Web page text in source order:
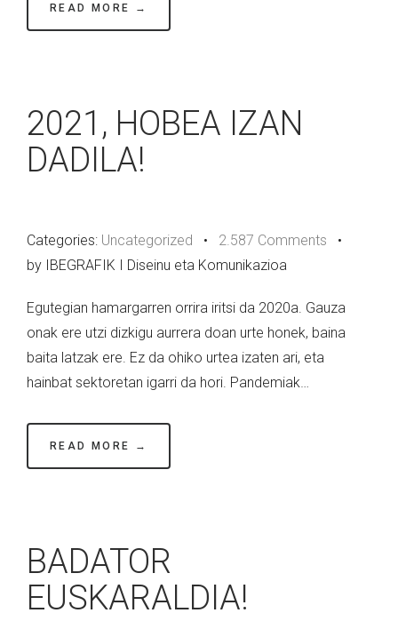
READ MORE →
2021, HOBEA IZAN
DADILA!
Categories: Uncategorized • 2.587 Comments •
by IBEGRAFIK I Diseinu eta Komunikazioa
Egutegian hamargarren orrira iritsi da 2020a. Gauza
onak ere utzi dizkigu aurrera doan urte honek, baina
baita latzak ere. Ez da ohiko urtea izaten ari, eta
hainbat sektoretan igarri da hori. Pandemiak…
READ MORE →
BADATOR
EUSKARALDIA!